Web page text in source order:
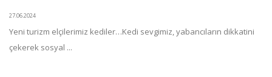
27.06.2024
Yeni turizm elçilerimiz kediler…Kedi sevgimiz, yabancıların dikkatini
çekerek sosyal ...